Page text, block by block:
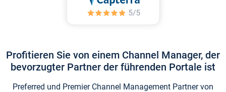
Profitieren Sie von einem Channel Manager, der
bevorzugter Partner der führenden Portale ist
Preferred und Premier Channel Management Partner von